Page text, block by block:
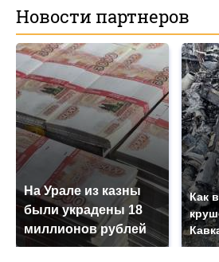
Новости партнеров
На Урале из казны
были украдены 18
миллионов рублей
Как